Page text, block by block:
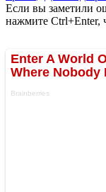
Если вы заметили
нажмите Ctrl+Enter,